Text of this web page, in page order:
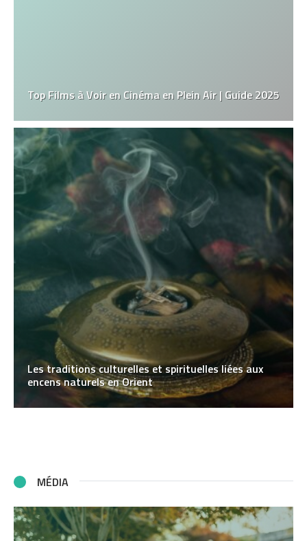
Top Films à Voir en Cinéma en Plein Air | Guide 2025
Les traditions culturelles et spirituelles liées aux
encens naturels en Orient
MÉDIA